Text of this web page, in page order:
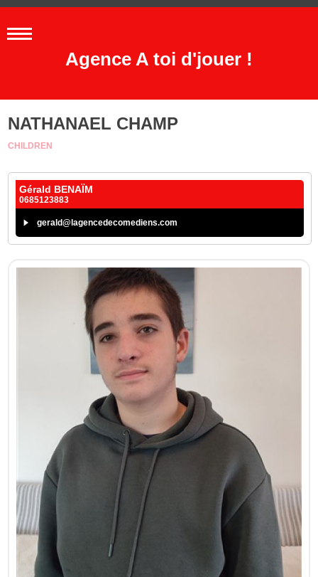
Agence A toi d'jouer !
NATHANAEL CHAMP
CHILDREN
Gérald BENAÏM
0685123883
gerald@lagencedecomediens.com